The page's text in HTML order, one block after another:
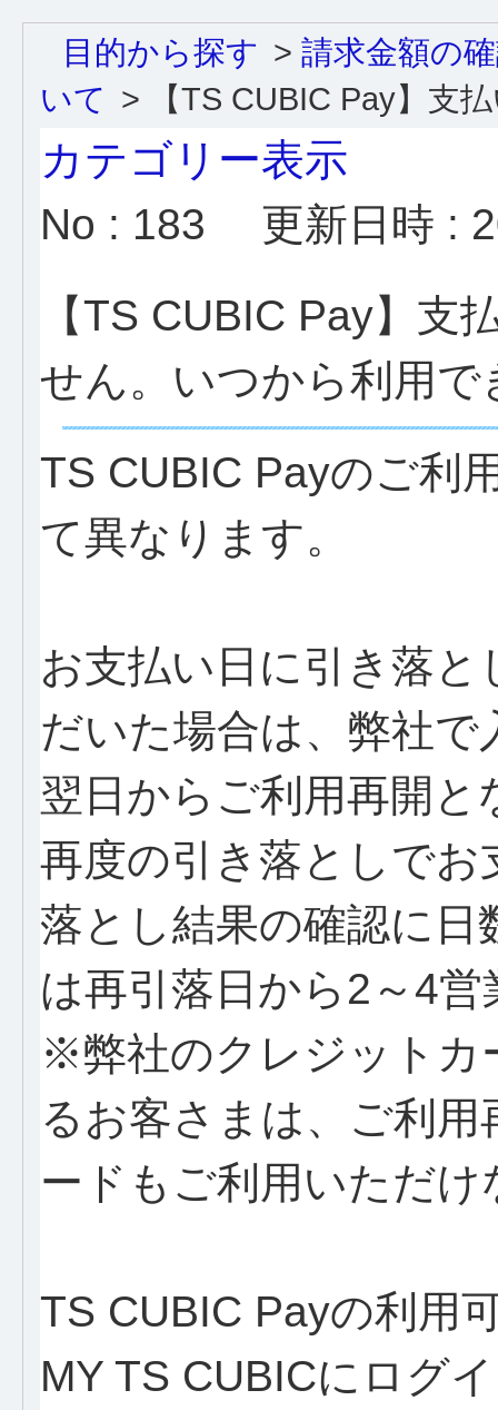
目的から探す > 請求金額の
いて > 【TS CUBIC Pay】支
カテゴリー表示
No : 183
更新日時 :
【TS CUBIC Pay】支
せん。いつから利用で
TS CUBIC Payのご利
て異なります。
お支払い日に引き落
だいた場合は、弊社
翌日からご利用再開と
再度の引き落としで
落とし結果の確認に
は再引落日から2～4
※弊社のクレジットカ
るお客さまは、ご利
ードもご利用いただ
TS CUBIC Payの利用
MY TS CUBICにログ